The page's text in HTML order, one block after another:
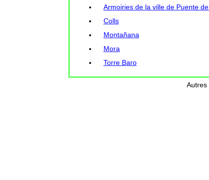
Armoiries de la ville de Puente
Colls
Montañana
Mora
Torre Baro
Autres